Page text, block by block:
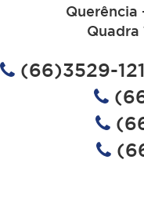
Querência
Quadra
(66)3529-